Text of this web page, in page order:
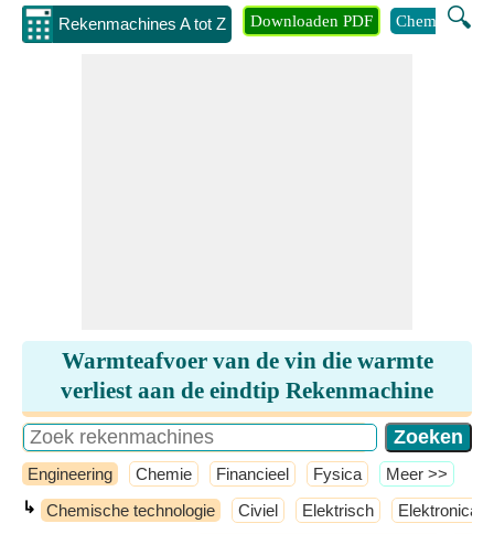
Rekenmachines A tot Z 🔍
Downloaden PDF Chemie
Warmteafvoer van de vin die warmte
verliest aan de eindtip Rekenmachine
Engineering Chemie Financieel Fysica ​Meer >>
↳ Chemische technologie Civiel Elektrisch Elektronica